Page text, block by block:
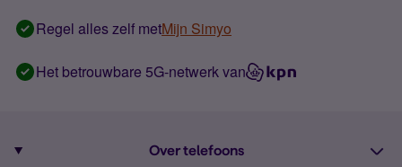
Regel alles zelf metMijn Simyo
Het betrouwbare 5G-netwerk van
Over telefoons